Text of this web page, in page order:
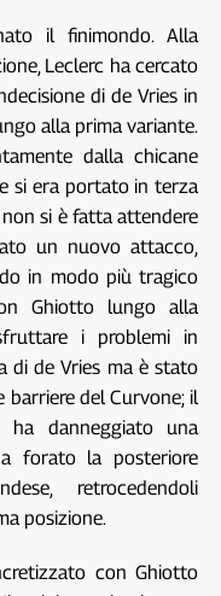
il finimondo. Alla
Leclerc ha cercato
di de Vries in
alla prima variante.
dalla chicane
si era portato in terza
non si è fatta attendere
un nuovo attacco,
in modo più tragico
Ghiotto lungo alla
i problemi in
di de Vries ma è stato
del Curvone; il
danneggiato una
forato la posteriore
retrocedendoli
posizione.
con Ghiotto